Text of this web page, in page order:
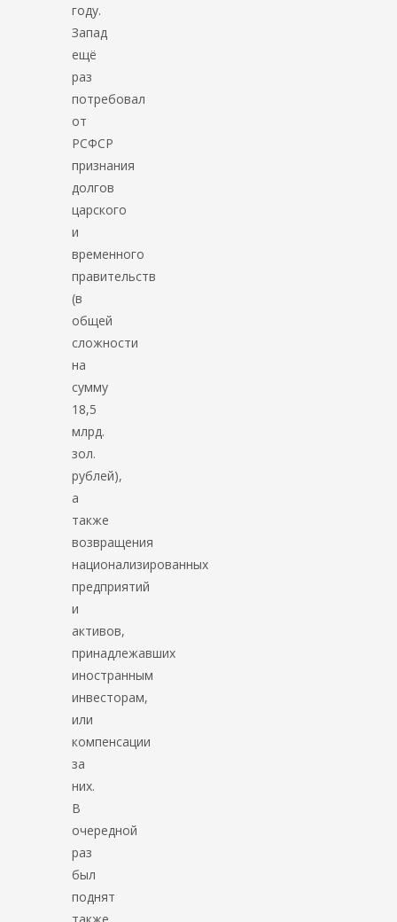
году.
Запад
ещё
раз
потребовал
от
РСФСР
признания
долгов
царского
и
временного
правительств
(в
общей
сложности
на
сумму
18,5
млрд.
зол.
рублей),
а
также
возвращения
национализированных
предприятий
и
активов,
принадлежавших
иностранным
инвесторам,
или
компенсации
за
них.
В
очередной
раз
был
поднят